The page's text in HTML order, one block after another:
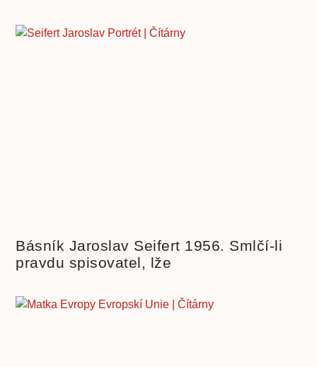
Básník Jaroslav Seifert 1956. Smlčí-li
pravdu spisovatel, lže